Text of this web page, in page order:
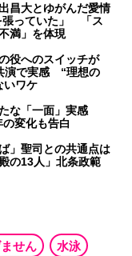
昌大とゆがんだ愛情
張っていた」 「ス
満」を体現
役へのスイッチが
演で実感 “理想の
いワケ
な「一面」実感
の変化も告白
」聖司との共通点は
の13人」北条政範
せん 水泳